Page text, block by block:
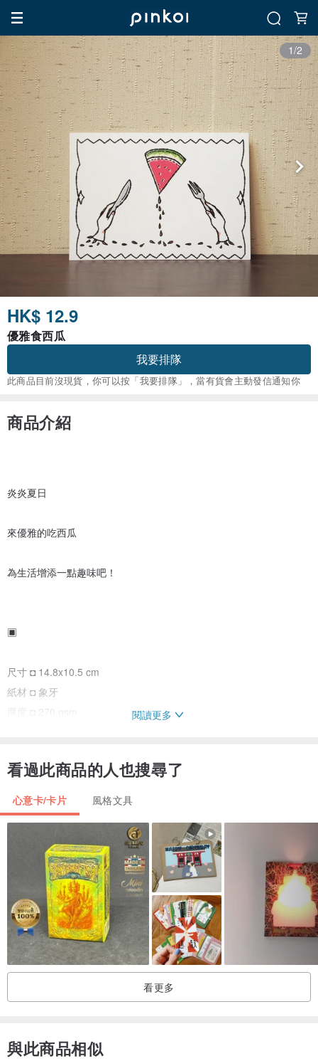
1/2
HK$ 12.9
優雅食西瓜
我要排隊
此商品目前沒現貨，你可以按「我要排隊」，當有貨會主動發信通知你
商品介紹
炎炎夏日
來優雅的吃西瓜
為生活增添一點趣味吧！
▣
尺寸 ◘ 14.8x10.5 cm
紙材 ◘ 象牙
厚度 ◘ 270 gsm
童趣生活/用不一樣的方式過每一天
產地/製造方式
台灣
閱讀更多
看過此商品的人也搜尋了
心意卡/卡片 風格文具
看更多
與此商品相似